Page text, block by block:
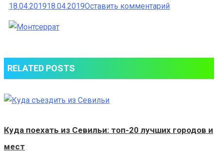
18.04.201918.04.2019Оставить комментарийк
RELATED POSTS
Куда поехать из Севильи: топ-20 лучших городов и
мест